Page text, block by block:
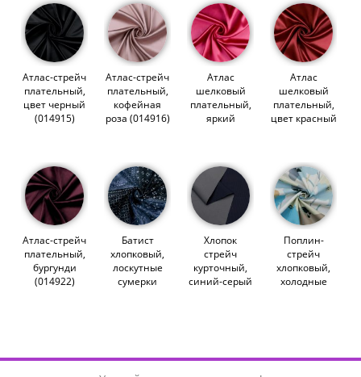
Атлас-стрейч
плательный,
цвет черный
(014915)
Атлас-стрейч
плательный,
кофейная
роза (014916)
Атлас
шелковый
плательный,
яркий
Атлас
шелковый
плательный,
цвет красный
Атлас-стрейч
плательный,
бургунди
(014922)
Батист
хлопковый,
лоскутные
сумерки
Хлопок
стрейч
курточный,
синий-серый
Поплин-
стрейч
хлопковый,
холодные